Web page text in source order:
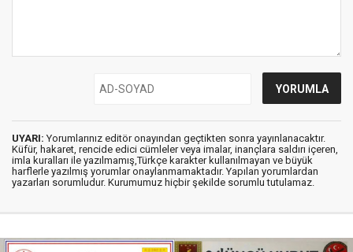
UYARI: Yorumlarınız editör onayından geçtikten sonra yayınlanacaktır.
Küfür, hakaret, rencide edici cümleler veya imalar, inançlara saldırı içeren,
imla kuralları ile yazılmamış,Türkçe karakter kullanılmayan ve büyük
harflerle yazılmış yorumlar onaylanmamaktadır. Yapılan yorumlardan
yazarları sorumludur. Kurumumuz hiçbir şekilde sorumlu tutulamaz.